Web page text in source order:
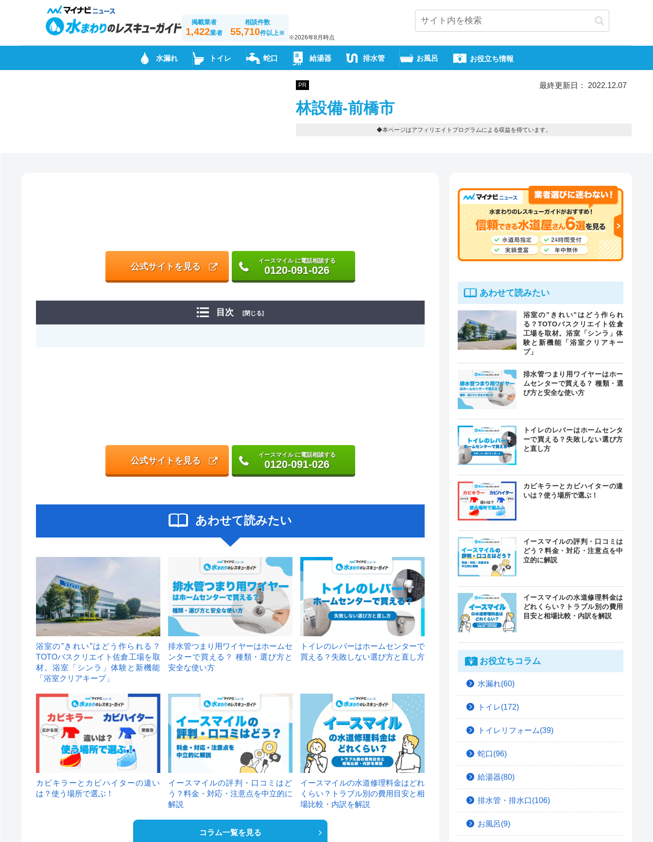
掲載業者
1,422業者
相談件数
55,710件以上※
※2026年8月時点
水漏れ トイレ 蛇口 給湯器 排水管 お風呂 お役立ち情報
PR 最終更新日： 2022.12.07
林設備-前橋市
◆本ページはアフィリエイトプログラムによる収益を得ています。
公式サイトを見る
イースマイル に電話相談する
0120-091-026
目次 [閉じる]
公式サイトを見る
イースマイル に電話相談する
0120-091-026
あわせて読みたい
浴室の”きれい”はどう作られる？
TOTOバスクリエイト佐倉工場を取
材。浴室「シンラ」体験と新機能
「浴室クリアキープ」
排水管つまり用ワイヤーはホームセ
ンターで買える？ 種類・選び方と
安全な使い方
トイレのレバーはホームセンターで
買える？失敗しない選び方と直し方
カビキラーとカビハイターの違い
は？使う場所で選ぶ！
イースマイルの評判・口コミはど
う？料金・対応・注意点を中立的に
解説
イースマイルの水道修理料金はどれ
くらい？トラブル別の費用目安と相
場比較・内訳を解説
コラム一覧を見る
あわせて読みたい
浴室の”きれい”はどう作られ
る？TOTOバスクリエイト佐倉
工場を取材。浴室「シンラ」体
験と新機能「浴室クリアキー
プ」
排水管つまり用ワイヤーはホー
ムセンターで買える？ 種類・選
び方と安全な使い方
トイレのレバーはホームセンタ
ーで買える？失敗しない選び方
と直し方
カビキラーとカビハイターの違
いは？使う場所で選ぶ！
イースマイルの評判・口コミは
どう？料金・対応・注意点を中
立的に解説
イースマイルの水道修理料金は
どれくらい？トラブル別の費用
目安と相場比較・内訳を解説
お役立ちコラム
水漏れ(60)
トイレ(172)
トイレリフォーム(39)
蛇口(96)
給湯器(80)
排水管・排水口(106)
お風呂(9)